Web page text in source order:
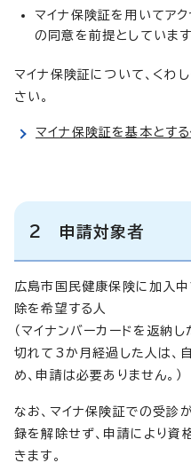
マイナ保険証を用いてア
の同意を前提としています
マイナ保険証について、くわ
さい。
マイナ保険証を基本とす
2 申請対象者
広島市国民健康保険に加入
除を希望する人
（マイナンバーカードを返納
切れて3か月経過した人は、
め、申請は必要ありません。）
なお、マイナ保険証での受診
録を解除せず、申請により資
きます。